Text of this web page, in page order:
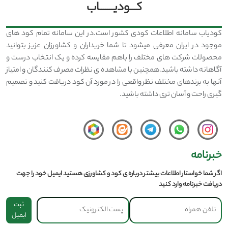
کـــودیـــــــاب
کودیاب سامانه اطلاعات کودی کشور است.در این سامانه تمام کود های
موجود در ایران معرفی میشود تا شما خریداران و کشاورزان عزیز بتوانید
محصولات شرکت های مختلف را باهم مقایسه کرده و یک انتخاب درست و
آگاهانه داشته باشید.همچنین با مشاهده ی نظرات مصرف کنندگان و امتیاز
آنها به برندهای مختلف نظر واقعی را در مورد آن کود دریافت کنید و تصمیم
گیری راحت و آسان تری داشته باشید.
خبرنامه
اگر شما خواستار اطلاعات بیشتر درباره ی کود و کشاورزی هستید ایمیل خود را جهت
دریافت خبرنامه وارد کنید
ثبت
ایمیل